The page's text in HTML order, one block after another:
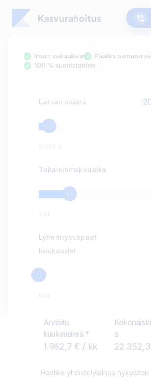
Ilman vakuuksia
Päätös samana
100 % suomalainen
Lainan määrä
Takaisinmaksuaika
Lyhennysvapaat
kuukaudet
Arvioitu
kuukausierä *
1 862,7 € / kk
s
22
Haetko yhdistelylainaa nykyisten